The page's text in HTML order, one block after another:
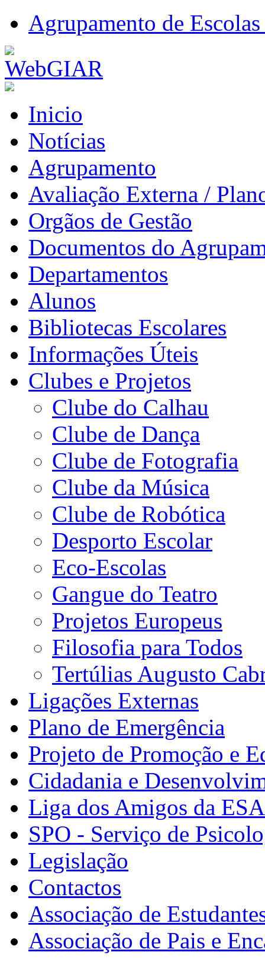
Agrupamento de
Inicio
Notícias
Agrupamento
Avaliação Externa /
Orgãos de Gestão
Documentos do
Departamentos
Alunos
Bibliotecas Escolares
Informações Úteis
Clubes e Projetos
Clube do Calhau
Clube de Dança
Clube de Fotografia
Clube da Música
Clube de Robótica
Desporto Escolar
Eco-Escolas
Gangue do Teatro
Projetos Europeus
Filosofia para Todos
Tertúlias Augusto
Ligações Externas
Plano de Emergência
Projeto de Promoção e
Cidadania e
Liga dos Amigos da
SPO - Serviço de
Legislação
Contactos
Associação de
Associação de Pais e